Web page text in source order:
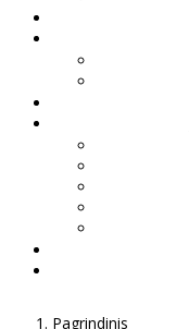
Pagrindinis